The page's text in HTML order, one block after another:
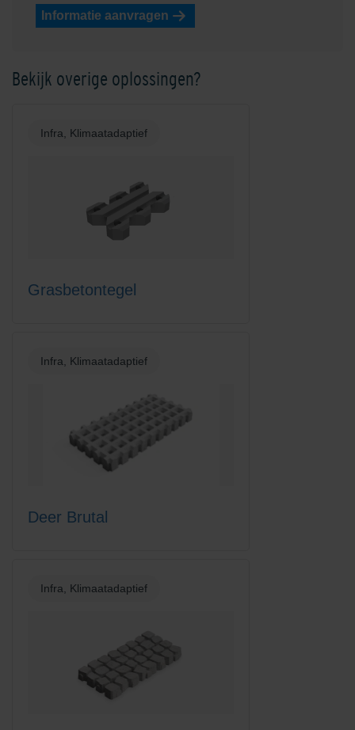
Informatie aanvragen
Bekijk overige oplossingen?
Infra, Klimaatadaptief
Grasbetontegel
Infra, Klimaatadaptief
Deer Brutal
Infra, Klimaatadaptief